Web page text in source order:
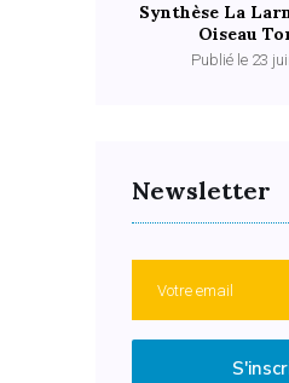
Synthèse La
Oiseau
Publié le 23
Newsletter